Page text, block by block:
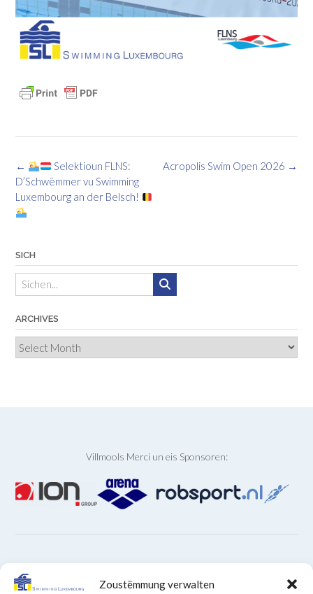
Zoustëmmung verwalten
Post
Navigatioun
Acropolis Swim Open 2026 →
←
Selektioun FLNS:
D’Schwëmmer vu Swimming
Luxembourg an der Belsch!
SICH
ARCHIVES
Archives
Villmools Merci un eis Sponsoren:
ARCHIVEN